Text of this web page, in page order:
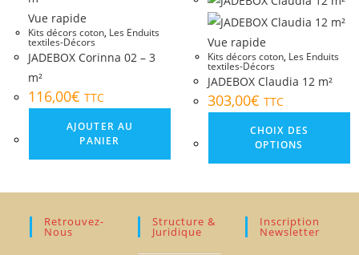
Vue rapide
Kits décors coton, Les Enduits
textiles-Décors
JADEBOX Corinna 02 – 3
m²
116,00€ TTC
AJOUTER AU
PANIER
Vue rapide
Kits décors coton, Les Enduits
textiles-Décors
JADEBOX Claudia 12 m²
303,00€ TTC
CHOIX DES
OPTIONS
Retrouvez-
Nous
Structure &
Juridique
Inscription
Newsletter